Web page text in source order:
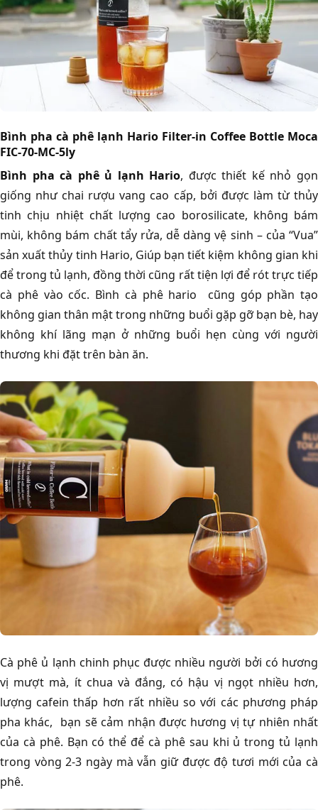
Bình pha cà phê lạnh Hario Filter-in Coffee Bottle Moca
FIC-70-MC-5ly
Bình pha cà phê ủ lạnh Hario, được thiết kế nhỏ gọn
giống như chai rượu vang cao cấp, bởi được làm từ thủy
tinh chịu nhiệt chất lượng cao borosilicate, không bám
mùi, không bám chất tẩy rửa, dễ dàng vệ sinh – của “Vua”
sản xuất thủy tinh Hario, Giúp bạn tiết kiệm không gian khi
để trong tủ lạnh, đồng thời cũng rất tiện lợi để rót trực tiếp
cà phê vào cốc. Bình cà phê hario cũng góp phần tạo
không gian thân mật trong những buổi gặp gỡ bạn bè, hay
không khí lãng mạn ở những buổi hẹn cùng với người
thương khi đặt trên bàn ăn.
Cà phê ủ lạnh chinh phục được nhiều người bởi có hương
vị mượt mà, ít chua và đắng, có hậu vị ngọt nhiều hơn,
lượng cafein thấp hơn rất nhiều so với các phương pháp
pha khác, bạn sẽ cảm nhận được hương vị tự nhiên nhất
của cà phê. Bạn có thể để cà phê sau khi ủ trong tủ lạnh
trong vòng 2-3 ngày mà vẫn giữ được độ tươi mới của cà
phê.